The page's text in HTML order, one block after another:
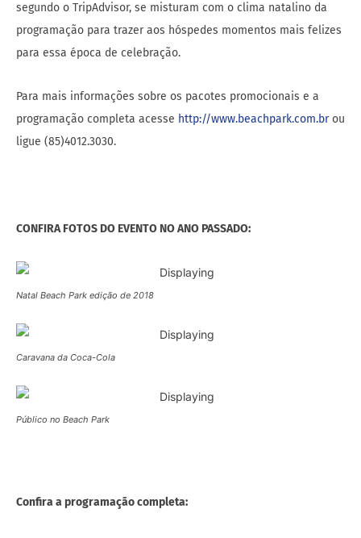
segundo o TripAdvisor, se misturam com o clima natalino da
programação para trazer aos hóspedes momentos mais felizes
para essa época de celebração.
Para mais informações sobre os pacotes promocionais e a
programação completa acesse http://www.beachpark.com.brou
ligue (85)4012.3030.
CONFIRA FOTOS DO EVENTO NO ANO PASSADO:
Natal Beach Park edição de 2018
Caravana da Coca-Cola
Público no Beach Park
Confira a programação completa: